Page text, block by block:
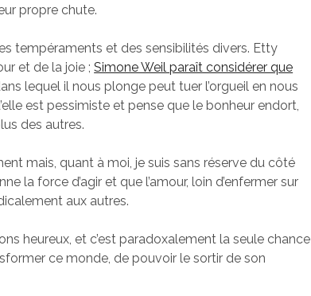
propre chute.
tempéraments et des sensibilités divers. Etty
et de la joie ;Simone Weil paraît considérer que
lequel il nous plonge peut tuer l’orgueil en nous
est pessimiste et pense que le bonheur endort,
des autres.
mais, quant à moi, je suis sans réserve du côté
la force d’agir et que l’amour, loin d’enfermer sur
aux autres.
heureux, et c’est paradoxalement la seule chance
ce monde, de pouvoir le sortir de son